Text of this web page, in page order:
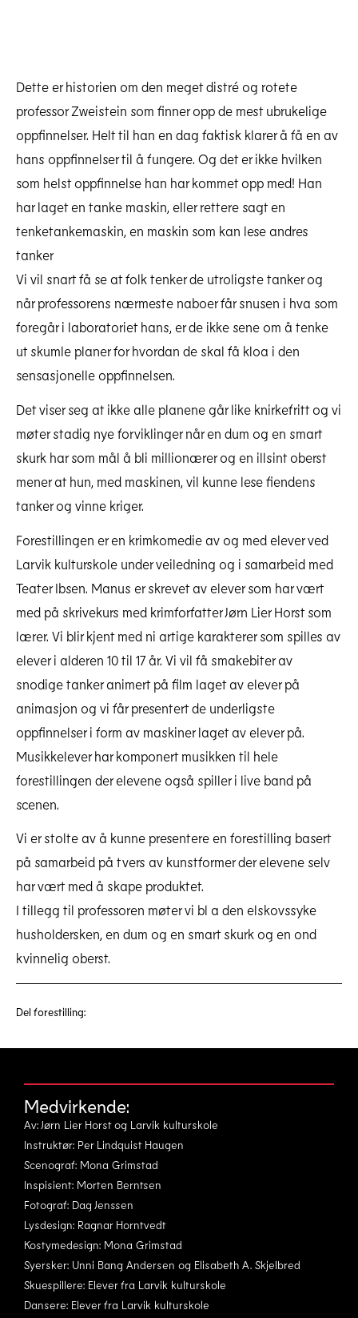
Dette er historien om den meget distré og rotete
professor Zweistein som finner opp de mest ubrukelige
oppfinnelser. Helt til han en dag faktisk klarer å få en av
hans oppfinnelser til å fungere. Og det er ikke hvilken
som helst oppfinnelse han har kommet opp med! Han
har laget en tanke maskin, eller rettere sagt en
tenketankemaskin, en maskin som kan lese andres
tanker
Vi vil snart få se at folk tenker de utroligste tanker og
når professorens nærmeste naboer får snusen i hva som
foregår i laboratoriet hans, er de ikke sene om å tenke
ut skumle planer for hvordan de skal få kloa i den
sensasjonelle oppfinnelsen.
Det viser seg at ikke alle planene går like knirkefritt og vi
møter stadig nye forviklinger når en dum og en smart
skurk har som mål å bli millionærer og en illsint oberst
mener at hun, med maskinen, vil kunne lese fiendens
tanker og vinne kriger.
Forestillingen er en krimkomedie av og med elever ved
Larvik kulturskole under veiledning og i samarbeid med
Teater Ibsen. Manus er skrevet av elever som har vært
med på skrivekurs med krimforfatter Jørn Lier Horst som
lærer. Vi blir kjent med ni artige karakterer som spilles av
elever i alderen 10 til 17 år. Vi vil få smakebiter av
snodige tanker animert på film laget av elever på
animasjon og vi får presentert de underligste
oppfinnelser i form av maskiner laget av elever på.
Musikkelever har komponert musikken til hele
forestillingen der elevene også spiller i live band på
scenen.
Vi er stolte av å kunne presentere en forestilling basert
på samarbeid på tvers av kunstformer der elevene selv
har vært med å skape produktet.
I tillegg til professoren møter vi bl a den elskovssyke
husholdersken, en dum og en smart skurk og en ond
kvinnelig oberst.
Del forestilling:
Medvirkende:
Av: Jørn Lier Horst og Larvik kulturskole
Instruktør: Per Lindquist Haugen
Scenograf: Mona Grimstad
Inspisient: Morten Berntsen
Fotograf: Dag Jenssen
Lysdesign: Ragnar Horntvedt
Kostymedesign: Mona Grimstad
Syersker: Unni Bang Andersen og Elisabeth A. Skjelbred
Skuespillere: Elever fra Larvik kulturskole
Dansere: Elever fra Larvik kulturskole